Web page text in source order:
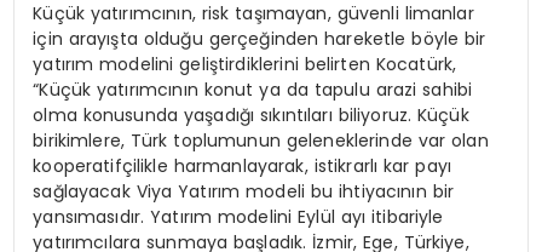
Küçük yatırımcının, risk taşımayan, güvenli limanlar
için arayışta olduğu gerçeğinden hareketle böyle bir
yatırım modelini geliştirdiklerini belirten Kocatürk,
“Küçük yatırımcının konut ya da tapulu arazi sahibi
olma konusunda yaşadığı sıkıntıları biliyoruz. Küçük
birikimlere, Türk toplumunun geleneklerinde var olan
kooperatifçilikle harmanlayarak, istikrarlı kar payı
sağlayacak Viya Yatırım modeli bu ihtiyacının bir
yansımasıdır. Yatırım modelini Eylül ayı itibariyle
yatırımcılara sunmaya başladık. İzmir, Ege, Türkiye,